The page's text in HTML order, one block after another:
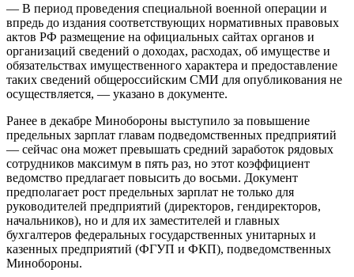
— В период проведения специальной военной операции и
впредь до издания соответствующих нормативных правовых
актов РФ размещение на официальных сайтах органов и
организаций сведений о доходах, расходах, об имуществе и
обязательствах имущественного характера и предоставление
таких сведений общероссийским СМИ для опубликования не
осуществляется, — указано в документе.
Ранее в декабре Минобороны выступило за повышение
предельных зарплат главам подведомственных предприятий
— сейчас она может превышать средний заработок рядовых
сотрудников максимум в пять раз, но этот коэффициент
ведомство предлагает повысить до восьми. Документ
предполагает рост предельных зарплат не только для
руководителей предприятий (директоров, гендиректоров,
начальников), но и для их заместителей и главных
бухгалтеров федеральных государственных унитарных и
казенных предприятий (ФГУП и ФКП), подведомственных
Минобороны.